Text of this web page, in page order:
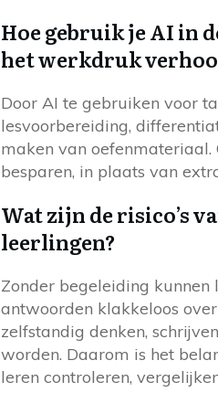
Hoe gebruik je AI in
het werkdruk
Door AI te gebruiken voor
lesvoorbereiding,
maken van oefenmateriaal.
besparen, in plaats van
Wat zijn de risico’s
leerlingen?
Zonder begeleiding kunnen
antwoorden klakkeloos
zelfstandig denken,
worden. Daarom is het
leren controleren,